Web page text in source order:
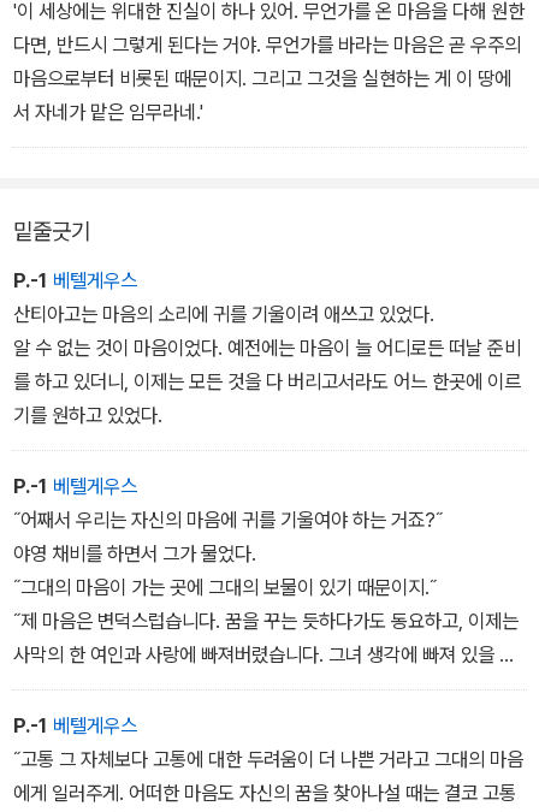
'이 세상에는 위대한 진실이 하나 있어. 무언가를 온 마음을 다해 원한
다면, 반드시 그렇게 된다는 거야. 무언가를 바라는 마음은 곧 우주의
마음으로부터 비롯된 때문이지. 그리고 그것을 실현하는 게 이 땅에
서 자네가 맡은 임무라네.'
밑줄긋기
P.-1 베텔게우스
산티아고는 마음의 소리에 귀를 기울이려 애쓰고 있었다.
알 수 없는 것이 마음이었다. 예전에는 마음이 늘 어디로든 떠날 준비
를 하고 있더니, 이제는 모든 것을 다 버리고서라도 어느 한곳에 이르
기를 원하고 있었다.
P.-1 베텔게우스
˝어째서 우리는 자신의 마음에 귀를 기울여야 하는 거죠?˝
야영 채비를 하면서 그가 물었다.
˝그대의 마음이 가는 곳에 그대의 보물이 있기 때문이지.˝
˝제 마음은 변덕스럽습니다. 꿈을 꾸는 듯하다가도 동요하고, 이제는
사막의 한 여인과 사랑에 빠져버렸습니다. 그녀 생각에 빠져 있을 때
면, 마음은 이것저것 물어대며 숱한 밤을 잠 못 들게 합니다.˝
˝좋아, 그건 그대의 마음이 살아 있다는 증거라네. 마음이 그대에게
말하려는 것에 귀를 기울이게.˝
P.-1 베텔게우스
˝고통 그 자체보다 고통에 대한 두려움이 더 나쁜 거라고 그대의 마음
에게 일러주게. 어떠한 마음도 자신의 꿈을 찾아나설 때는 결코 고통